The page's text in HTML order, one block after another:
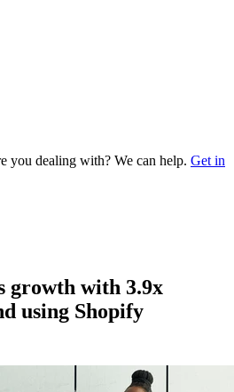
you dealing with? We can help. Get in
growth with 3.9x
using Shopify